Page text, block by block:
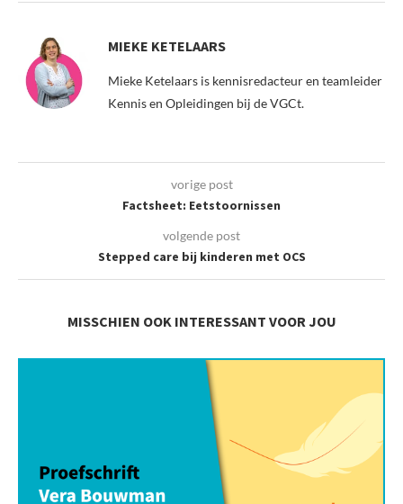
MIEKE KETELAARS
Mieke Ketelaars is kennisredacteur en teamleider
Kennis en Opleidingen bij de VGCt.
vorige post
Factsheet: Eetstoornissen
volgende post
Stepped care bij kinderen met OCS
MISSCHIEN OOK INTERESSANT VOOR JOU